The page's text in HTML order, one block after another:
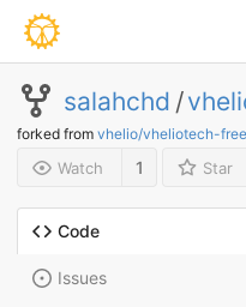
salahchd /
forked from vhelio/vheliotech-
Watch 1 Star
Code
Issues